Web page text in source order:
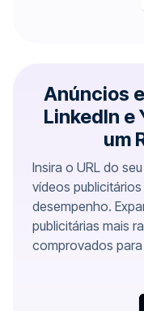
Anúncios
LinkedIn e
um
Insira o URL do
vídeos
desempenho.
publicitárias mais
comprovados